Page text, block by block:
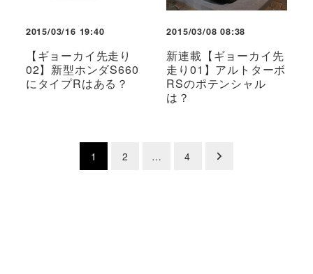
2015/03/16 19:40
【ギョーカイ先走り
02】新型ホンダS660
にタイプRはある？
2015/03/08 08:38
新連載【ギョーカイ先
走り01】アルトターボ
RSのポテンシャル
は？
1 2 … 4